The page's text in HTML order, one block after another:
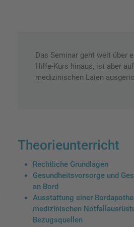
Das Seminar geht weit über
Hilfe-Kurs hinaus, ist aber
medizinischen Laien
Theorieunterricht
Rechtliche Grundlagen
Gesundheitsvorsorge und
an Bord
Ausstattung einer
medizinischen
Bezugsquellen